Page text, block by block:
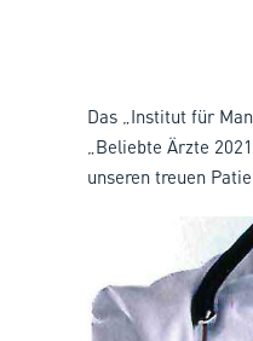
Das „Institut für
„Beliebte Ärzte
unseren treuen